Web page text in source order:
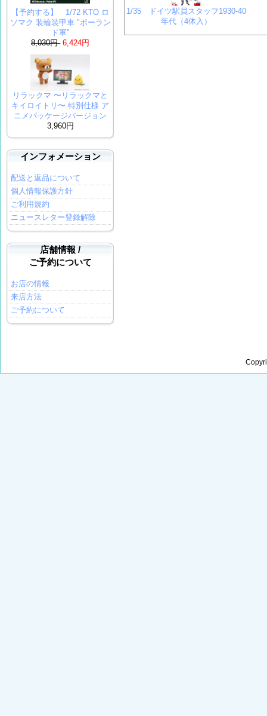
【予約する】 1/72 KTO ロ
ソマク 装輪装甲車 "ポーラン
ド軍"
8,030円 6,424円
リラックマ 〜リラックマと
キイロイトリ〜 特別仕様 ア
ニメパッケージバージョン
3,960円
インフォメーション
配送と返品について
個人情報保護方針
ご利用規約
ニュースレター登録解除
店舗情報 /
ご予約について
お店の情報
来店方法
ご予約について
1/35 ドイツ駅員スタッフ1930-40
年代（4体入）